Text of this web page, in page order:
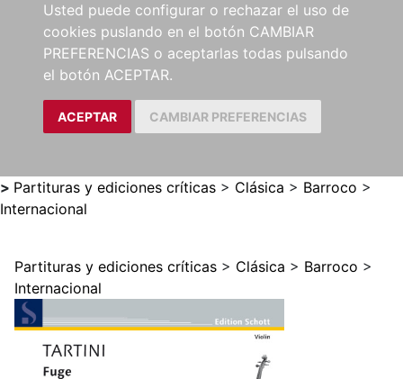
Usted puede configurar o rechazar el uso de
cookies puslando en el botón CAMBIAR
PREFERENCIAS o aceptarlas todas pulsando
el botón ACEPTAR.
ACEPTAR CAMBIAR PREFERENCIAS
> Partituras y ediciones críticas > Clásica > Barroco >
Internacional
Partituras y ediciones críticas > Clásica > Barroco >
Internacional